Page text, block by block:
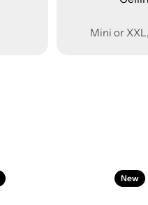
Mini or
New